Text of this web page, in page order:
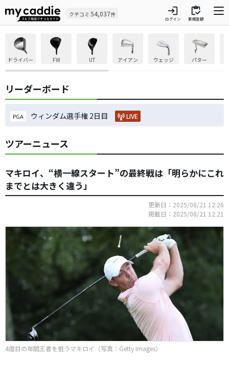
クチコミ 54,037件 login
ログイン
inventory
新規登録
ドライバー FW UT アイアン ウェッジ パター
リーダーボード
PGA ウィンダム選手権 2日目 LIVE
ツアーニュース
マキロイ、“横一線スタート”の最終戦は「明らかにこれ
までとは大きく違う」
更新日：2025/08/21 12:26
掲載日：2025/08/21 12:21
4度目の年間王者を狙うマキロイ（写真：Getty Images）